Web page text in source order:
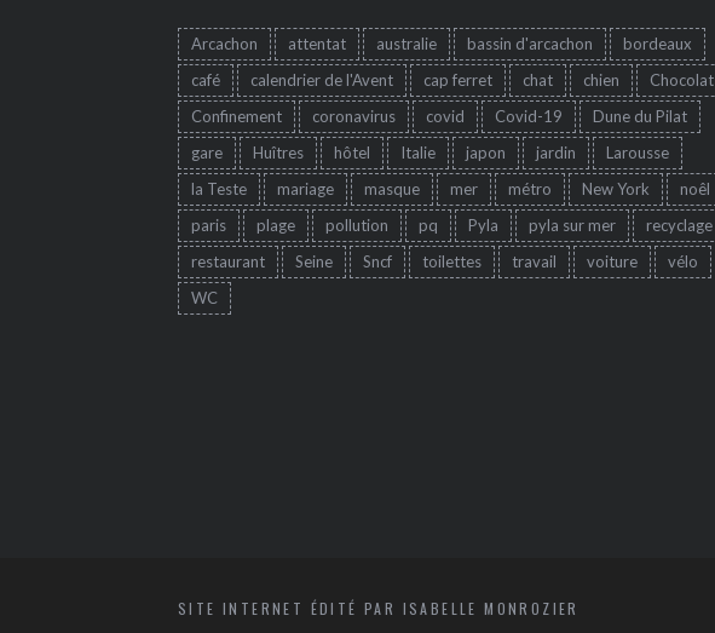
Arcachon attentat australie bassin d'arcachon
bordeaux
café
calendrier de l'Avent cap ferret chat chien
Chocolat
Confinement
coronavirus covid Covid-19
Dune du Pilat
gare
Huîtres hôtel Italie japon jardin
Larousse
la Teste
mariage masque mer métro New York
noêl
paris
plage pollution pq Pyla pyla sur mer
recyclage
restaurant
Seine Sncf toilettes travail voiture
vélo
WC
SITE INTERNET ÉDITÉ PAR ISABELLE MONROZIER